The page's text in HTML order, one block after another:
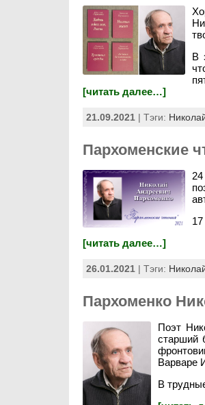
В
[читать далее…]
21.09.2021 | Тэги:
Пархоменские
[читать далее…]
26.01.2021 | Тэги:
Пархоменко
Поэт
старший
Варваре
В